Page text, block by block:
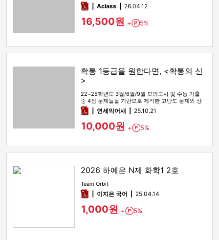
pdfAclass 26.04.12
16,500원 + Point
5%
확통 1등급을 원한다면, <확통의 신
>
22~25학년도 3월/6월/9월 모의고사 및 수능 기출
중 4점 문제들을 기반으로 제작한 고난도 문제와 상
세한 해설
pdf연세악어새 25.10.21
10,000원 + Point
5%
2026 하예은 N제 화학1 2호
Team Orbit
pdf이지은 국어 25.04.14
1,000원 + Point
5%